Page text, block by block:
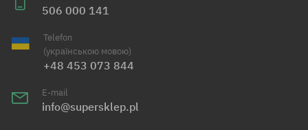
506 000 141
Telefon
(українською мовою)
+48 453 073 844
E-mail
info@supersklep.pl